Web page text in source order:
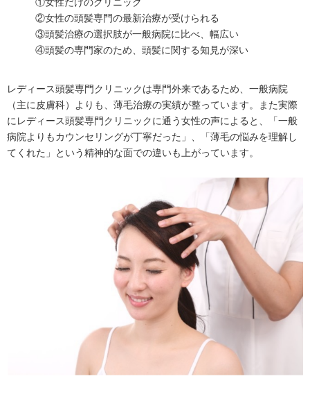
②女性の頭髪専門の最新治療が受けられる
③頭髪治療の選択肢が一般病院に比べ、幅広い
④頭髪の専門家のため、頭髪に関する知見が深い
レディース頭髪専門クリニックは専門外来であるため、一般病院
（主に皮膚科）よりも、薄毛治療の実績が整っています。また実際
にレディース頭髪専門クリニックに通う女性の声によると、「一般
病院よりもカウンセリングが丁寧だった」、「薄毛の悩みを理解し
てくれた」という精神的な面での違いも上がっています。